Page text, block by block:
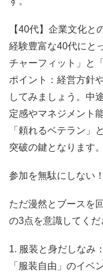
【40代】企業文化と
経験豊富な40代にと
チャーフィット」と
ポイント：経営方針
してみましょう。中
定感やマネジメント
「頼れるベテラン」
突破の鍵となります。
参加を無駄にしない
ただ漫然とブースを
の3点を意識してくだ
1. 服装と身だしなみ：
「服装自由」のイベ